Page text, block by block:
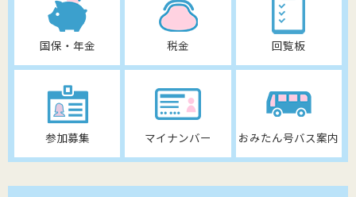
国保・年金 税金 回覧板
参加募集 マイナンバー おみたん号バス案内